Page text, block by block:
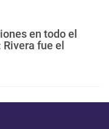
en todo el
fue el